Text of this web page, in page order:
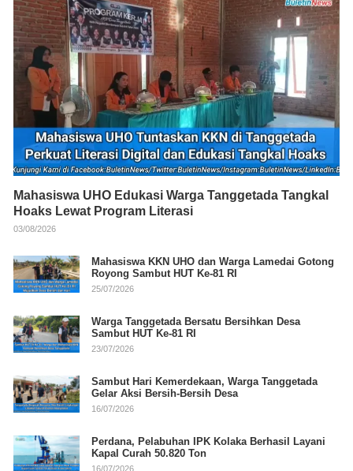
Mahasiswa UHO Edukasi Warga Tanggetada Tangkal
Hoaks Lewat Program Literasi
03/08/2026
Mahasiswa KKN UHO dan Warga Lamedai Gotong
Royong Sambut HUT Ke-81 RI
25/07/2026
Warga Tanggetada Bersatu Bersihkan Desa
Sambut HUT Ke-81 RI
23/07/2026
Sambut Hari Kemerdekaan, Warga Tanggetada
Gelar Aksi Bersih-Bersih Desa
16/07/2026
Perdana, Pelabuhan IPK Kolaka Berhasil Layani
Kapal Curah 50.820 Ton
16/07/2026